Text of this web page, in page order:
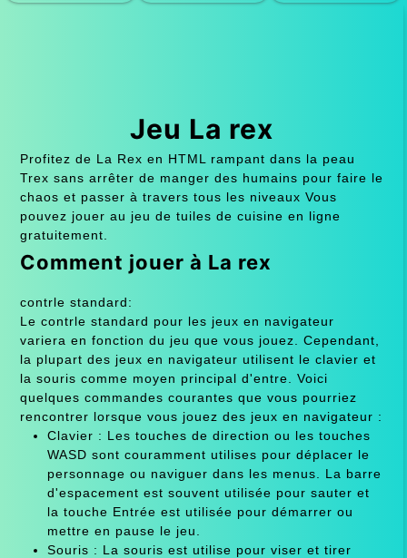
Jeu La rex
Profitez de La Rex en HTML rampant dans la peau
Trex sans arrêter de manger des humains pour faire le
chaos et passer à travers tous les niveaux Vous
pouvez jouer au jeu de tuiles de cuisine en ligne
gratuitement.
Comment jouer à La rex
contrle standard:
Le contrle standard pour les jeux en navigateur
variera en fonction du jeu que vous jouez. Cependant,
la plupart des jeux en navigateur utilisent le clavier et
la souris comme moyen principal d'entre. Voici
quelques commandes courantes que vous pourriez
rencontrer lorsque vous jouez des jeux en navigateur :
Clavier : Les touches de direction ou les touches
WASD sont couramment utilises pour déplacer le
personnage ou naviguer dans les menus. La barre
d'espacement est souvent utilisée pour sauter et
la touche Entrée est utilisée pour démarrer ou
mettre en pause le jeu.
Souris : La souris est utilise pour viser et tirer